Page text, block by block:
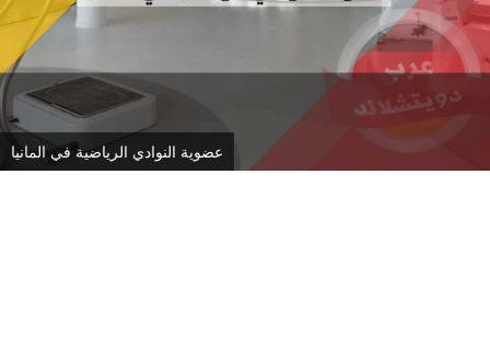
عضوية النوادي الرياضية في المانيا